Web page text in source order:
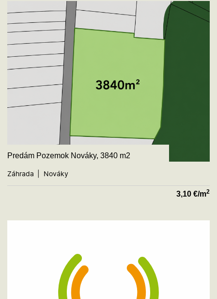
Predám Pozemok Nováky, 3840 m2
Záhrada Nováky
3,10 €/m2